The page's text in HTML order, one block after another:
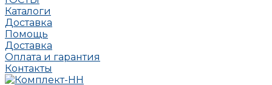
Каталоги
Доставка
Помощь
Доставка
Оплата и гарантия
Контакты